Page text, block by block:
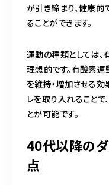
が引き締まり、健康
ることができます。
運動の種類としては
理想的です。有酸素
を維持・増加させる効
レを取り入れることで
とが可能です。
40代以降の
点